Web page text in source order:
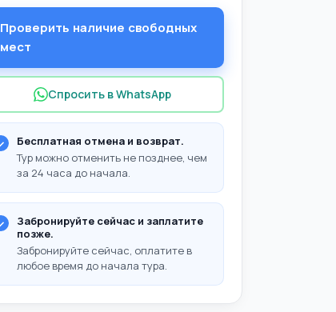
Проверить наличие свободных
мест
Спросить в WhatsApp
Бесплатная отмена и возврат.
Тур можно отменить не позднее, чем
за 24 часа до начала.
Забронируйте сейчас и заплатите
позже.
Забронируйте сейчас, оплатите в
любое время до начала тура.